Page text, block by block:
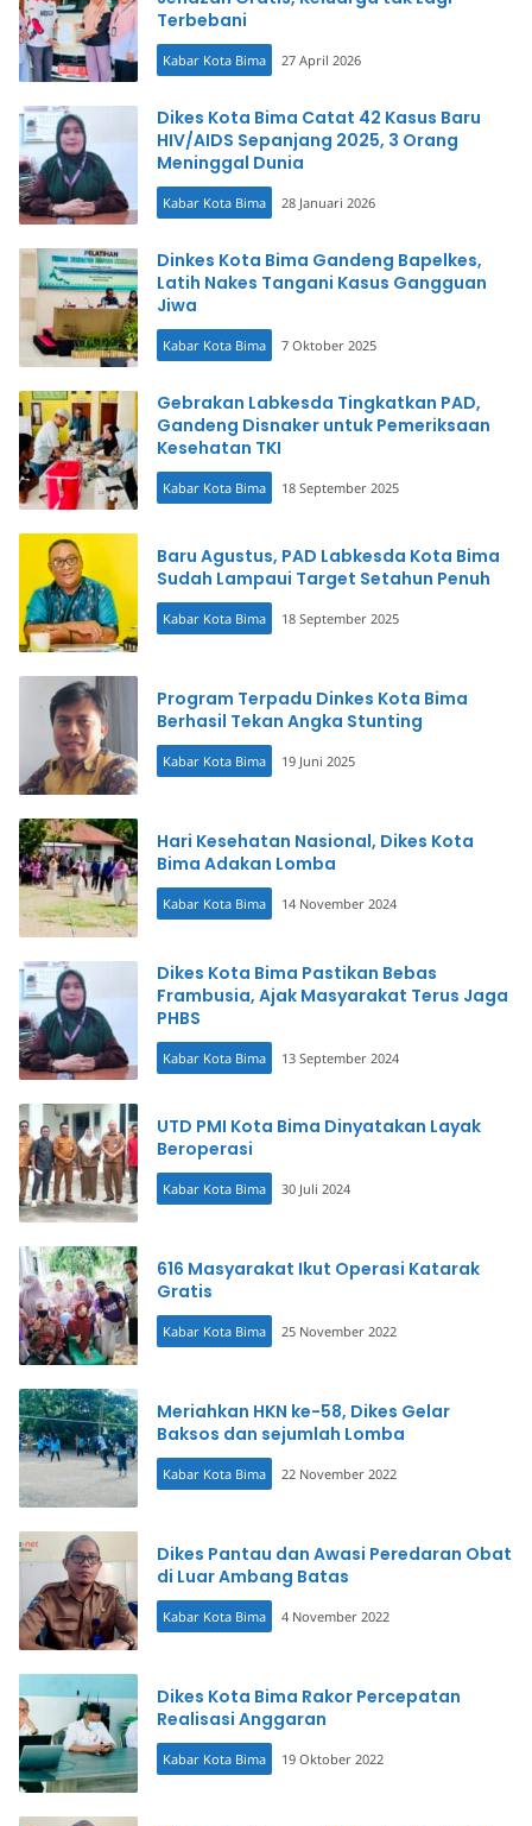
Terbebani
Kabar Kota Bima 27 April 2026
Dikes Kota Bima Catat 42 Kasus Baru
HIV/AIDS Sepanjang 2025, 3 Orang
Meninggal Dunia
Kabar Kota Bima 28 Januari 2026
Dinkes Kota Bima Gandeng Bapelkes,
Latih Nakes Tangani Kasus Gangguan
Jiwa
Kabar Kota Bima 7 Oktober 2025
Gebrakan Labkesda Tingkatkan PAD,
Gandeng Disnaker untuk Pemeriksaan
Kesehatan TKI
Kabar Kota Bima 18 September 2025
Baru Agustus, PAD Labkesda Kota Bima
Sudah Lampaui Target Setahun Penuh
Kabar Kota Bima 18 September 2025
Program Terpadu Dinkes Kota Bima
Berhasil Tekan Angka Stunting
Kabar Kota Bima 19 Juni 2025
Hari Kesehatan Nasional, Dikes Kota
Bima Adakan Lomba
Kabar Kota Bima 14 November 2024
Dikes Kota Bima Pastikan Bebas
Frambusia, Ajak Masyarakat Terus Jaga
PHBS
Kabar Kota Bima 13 September 2024
UTD PMI Kota Bima Dinyatakan Layak
Beroperasi
Kabar Kota Bima 30 Juli 2024
616 Masyarakat Ikut Operasi Katarak
Gratis
Kabar Kota Bima 25 November 2022
Meriahkan HKN ke-58, Dikes Gelar
Baksos dan sejumlah Lomba
Kabar Kota Bima 22 November 2022
Dikes Pantau dan Awasi Peredaran Obat
di Luar Ambang Batas
Kabar Kota Bima 4 November 2022
Dikes Kota Bima Rakor Percepatan
Realisasi Anggaran
Kabar Kota Bima 19 Oktober 2022